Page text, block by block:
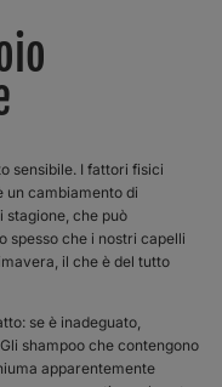
sensibile. I fattori fisici
un cambiamento di
stagione, che può
spesso che i nostri capelli
il che è del tutto
se è inadeguato,
shampoo che contengono
apparentemente